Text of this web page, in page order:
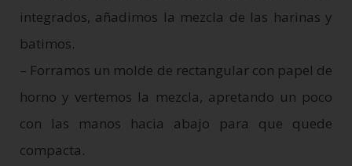
integrados, añadimos la mezcla de las harinas y
batimos.
– Forramos un molde de rectangular con papel de
horno y vertemos la mezcla, apretando un poco
con las manos hacia abajo para que quede
compacta.